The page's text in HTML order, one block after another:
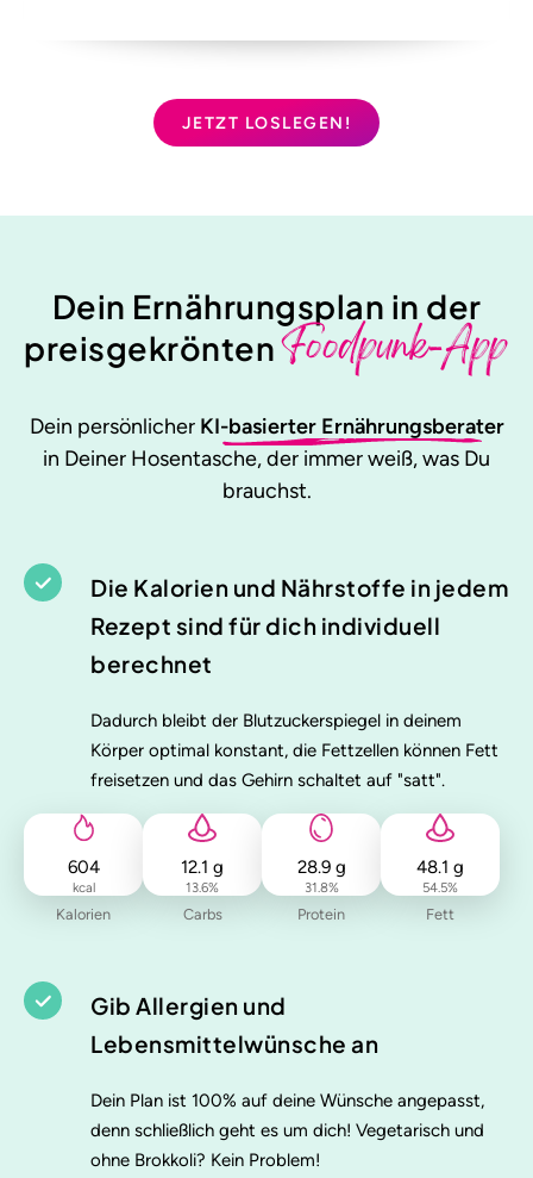
JETZT LOSLEGEN!
Dein Ernährungsplan in der
preisgekröntenFoodpunk-App
Dein persönlicher KI-basierter Ernährungsberater
in Deiner Hosentasche, der immer weiß, was Du
brauchst.
Die Kalorien und Nährstoffe in jedem
Rezept sind für dich individuell
berechnet
Dadurch bleibt der Blutzuckerspiegel in deinem
Körper optimal konstant, die Fettzellen können Fett
freisetzen und das Gehirn schaltet auf "satt".
604
kcal
Kalorien
12.1 g
13.6%
Carbs
28.9g
31.8%
Protein
48.1 g
54.5%
Fett
Gib Allergien und
Lebensmittelwünsche an
Dein Plan ist 100% auf deine Wünsche angepasst,
denn schließlich geht es um dich! Vegetarisch und
ohne Brokkoli? Kein Problem!